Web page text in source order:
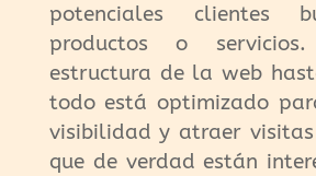
potenciales clientes
productos o
estructura de la web
todo está optimizado
visibilidad y atraer
que de verdad están